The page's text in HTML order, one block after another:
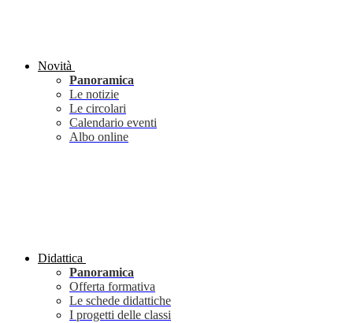
Novità
Panoramica
Le notizie
Le circolari
Calendario eventi
Albo online
Didattica
Panoramica
Offerta formativa
Le schede didattiche
I progetti delle classi